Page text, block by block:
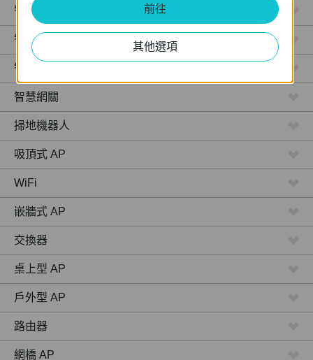
智慧型燈泡
智慧開關
智慧感應器
智慧網關
掃地機器人
吸頂式 AP
WiFi
嵌牆式 AP
交換器
桌上型 AP
戶外型 AP
路由器
網橋 AP
前往
其他選項